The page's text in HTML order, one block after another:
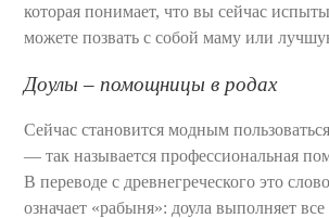
которая понимает, что вы сейчас
можете позвать с собой маму или
Доулы – помощницы в родах
Сейчас становится модным
— так называется профессиональная
В переводе с древнегреческого это
означает «рабыня»: доула выполняет